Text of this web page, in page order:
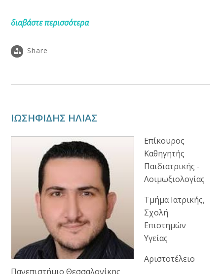
διαβάστε περισσότερα
Share
ΙΩΣΗΦΙΔΗΣ ΗΛΙΑΣ
Επίκουρος
Καθηγητής
Παιδιατρικής -
Λοιμωξιολογίας
Τμήμα Ιατρικής,
Σχολή
Επιστημών
Υγείας
Αριστοτέλειο
Πανεπιστήμιο Θεσσαλονίκης